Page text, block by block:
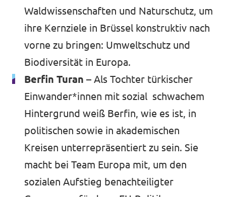
Waldwissenschaften und Naturschutz, um
ihre Kernziele in Brüssel konstruktiv nach
vorne zu bringen: Umweltschutz und
Biodiversität in Europa.
Berfin Turan – Als Tochter türkischer
Einwander*innen mit sozial schwachem
Hintergrund weiß Berfin, wie es ist, in
politischen sowie in akademischen
Kreisen unterrepräsentiert zu sein. Sie
macht bei Team Europa mit, um den
sozialen Aufstieg benachteiligter